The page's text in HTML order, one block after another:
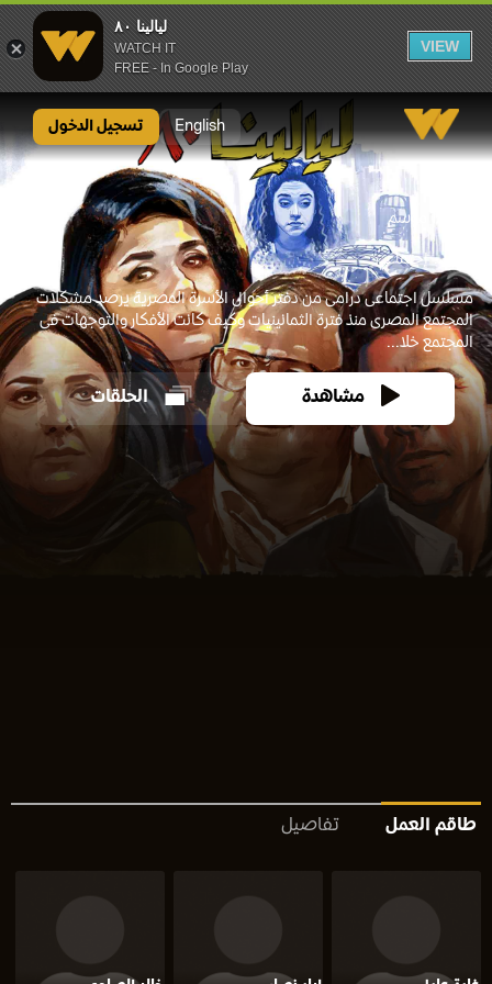
ليالينا ٨٠
WATCH IT
FREE - In Google Play
VIEW
English تسجيل الدخول
إجتماعي
مسلسل اجتماعى درامى من دفتر أحوال الأسرة المصرية يرصد مشكلات
المجتمع المصرى منذ فترة الثمانينيات وكيف كانت الأفكار والتوجهات فى
المجتمع خلا...
مشاهدة الحلقات
طاقم العمل تفاصيل